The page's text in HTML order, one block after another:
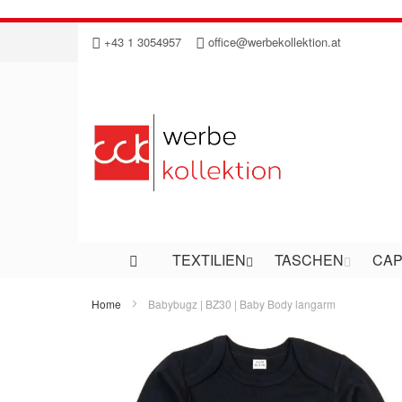
Direkt
Inhalt
+43 1 3054957 office@werbekollektion.at
TEXTILIEN TASCHEN
Home Babybugz | BZ30 | Baby Body langarm
Bildergalerie